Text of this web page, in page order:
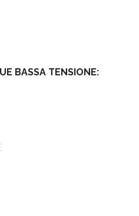
BASSA TENSIONE: